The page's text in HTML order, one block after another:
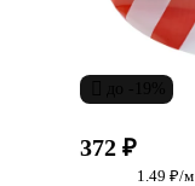
372 ₽
1.49 ₽/м